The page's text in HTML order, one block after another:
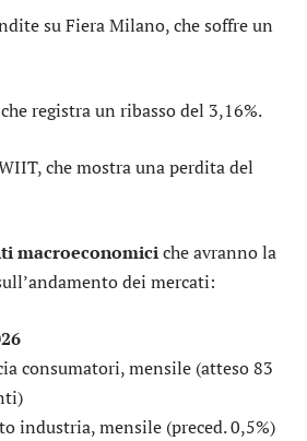
suFiera Milano, che soffre un
registra un ribasso del 3,16%.
, che mostra una perdita del
macroeconomiciche avranno la
dei mercati:
consumatori, mensile (atteso 83
industria, mensile (preced. 0,5%)